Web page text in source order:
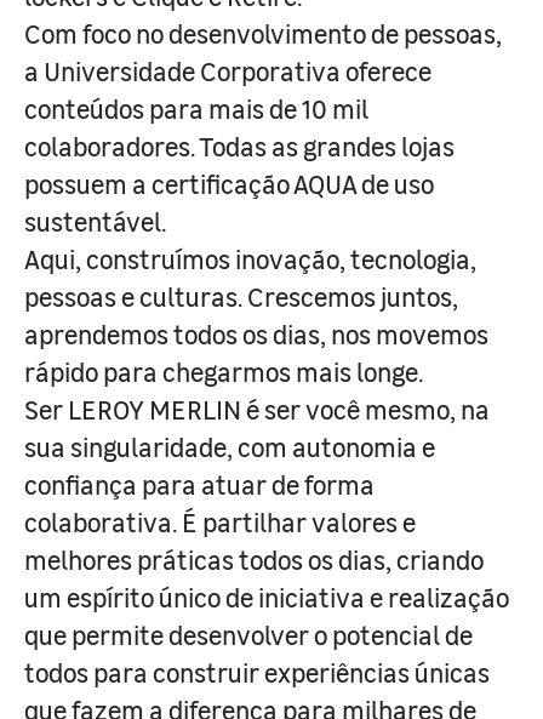
Com foco no desenvolvimento de pessoas,
a Universidade Corporativa oferece
conteúdos para mais de 10 mil
colaboradores. Todas as grandes lojas
possuem a certificação AQUA de uso
sustentável.
Aqui, construímos inovação, tecnologia,
pessoas e culturas. Crescemos juntos,
aprendemos todos os dias, nos movemos
rápido para chegarmos mais longe.
Ser LEROY MERLIN é ser você mesmo, na
sua singularidade, com autonomia e
confiança para atuar de forma
colaborativa. É partilhar valores e
melhores práticas todos os dias, criando
um espírito único de iniciativa e realização
que permite desenvolver o potencial de
todos para construir experiências únicas
que fazem a diferença para milhares de